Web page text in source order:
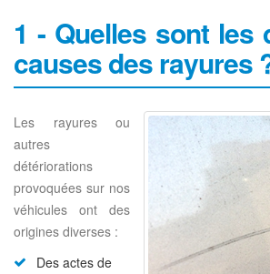
1 - Quelles sont les
causes des rayures
Les rayures ou
autres
détériorations
provoquées sur nos
véhicules ont des
origines diverses :
Des actes de